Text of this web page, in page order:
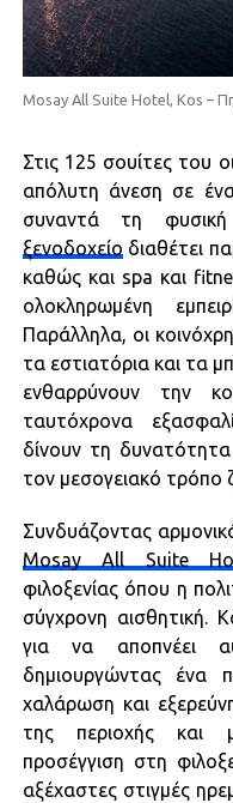
Mosay All Suite Hotel, Kos –
Στις 125 σουίτες του
απόλυτη άνεση σε
συναντά τη
ξενοδοχείο διαθέτει
καθώς και spa και
ολοκληρωμένη
Παράλληλα, οι
τα εστιατόρια και τα
ενθαρρύνουν την
ταυτόχρονα
δίνουν τη
τον μεσογειακό τρόπο
Συνδυάζοντας
Mosay All Suite
φιλοξενίας όπου η
σύγχρονη αισθητική.
για να αποπνέει
δημιουργώντας ένα
χαλάρωση και
της περιοχής και
προσέγγιση στη
αξέχαστες στιγμές